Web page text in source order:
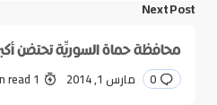
Next Post
محافظة حماة السوريِّة تحتضن
0 مارس 1, 2014 1 min read